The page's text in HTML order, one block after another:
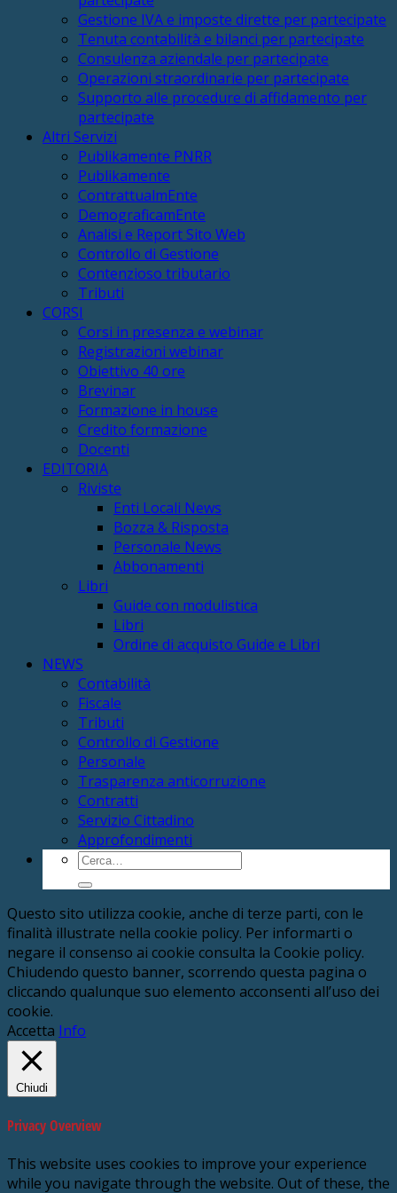
Gestione IVA e imposte dirette per partecipate
Tenuta contabilità e bilanci per partecipate
Consulenza aziendale per partecipate
Operazioni straordinarie per partecipate
Supporto alle procedure di affidamento per
partecipate
Altri Servizi
Publikamente PNRR
Publikamente
ContrattualmEnte
DemograficamEnte
Analisi e Report Sito Web
Controllo di Gestione
Contenzioso tributario
Tributi
CORSI
Corsi in presenza e webinar
Registrazioni webinar
Obiettivo 40 ore
Brevinar
Formazione in house
Credito formazione
Docenti
EDITORIA
Riviste
Enti Locali News
Bozza & Risposta
Personale News
Abbonamenti
Libri
Guide con modulistica
Libri
Ordine di acquisto Guide e Libri
NEWS
Contabilità
Fiscale
Tributi
Controllo di Gestione
Personale
Trasparenza anticorruzione
Contratti
Servizio Cittadino
Approfondimenti
Cerca:
Questo sito utilizza cookie, anche di terze parti, con le
finalità illustrate nella cookie policy. Per informarti o
negare il consenso ai cookie consulta la Cookie policy.
Chiudendo questo banner, scorrendo questa pagina o
cliccando qualunque suo elemento acconsenti all’uso dei
cookie.
Accetta Info
Chiudi
Privacy Overview
This website uses cookies to improve your experience
while you navigate through the website. Out of these, the